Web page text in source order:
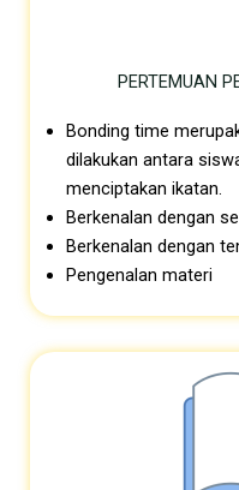
PERTEMUAN
Bonding time
dilakukan antara
menciptakan ikatan.
Berkenalan dengan
Berkenalan dengan
Pengenalan materi